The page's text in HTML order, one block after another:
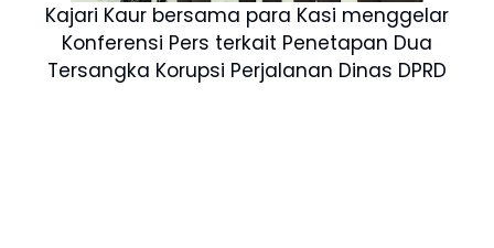
Kajari Kaur bersama para Kasi menggelar
Konferensi Pers terkait Penetapan Dua
Tersangka Korupsi Perjalanan Dinas DPRD